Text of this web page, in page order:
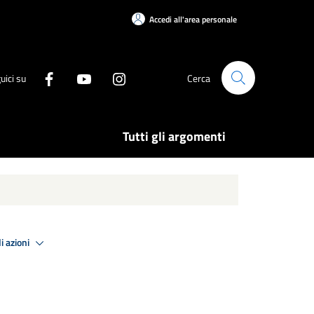
Accedi all'area personale
su Cerca
Tutti gli argomenti
azioni